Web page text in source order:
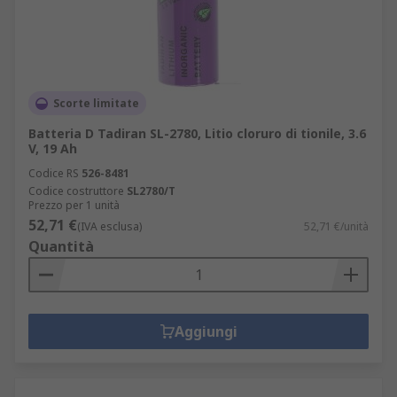
Scorte limitate
Batteria D Tadiran SL-2780, Litio cloruro di tionile, 3.6
V, 19 Ah
Codice RS 526-8481
Codice costruttore SL2780/T
Prezzo per 1 unità
52,71 €(IVA esclusa) 52,71 €/unità
Quantità
Aggiungi